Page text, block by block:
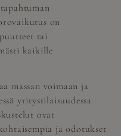
on
tai
kaikille
massan voimaan ja
yritystilaisuudessa
ovat
ja odotukset